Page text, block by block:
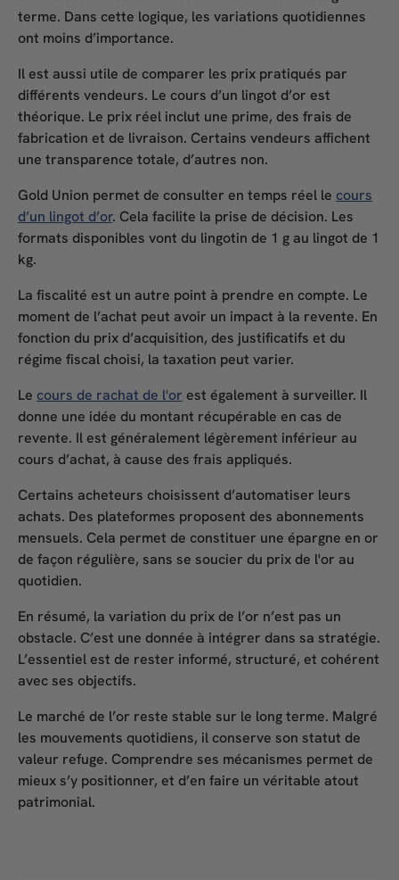
terme. Dans cette logique, les variations quotidiennes
ont moins d’importance.
Il est aussi utile de comparer les prix pratiqués par
différents vendeurs. Le cours d’un lingot d’or est
théorique. Le prix réel inclut une prime, des frais de
fabrication et de livraison. Certains vendeurs affichent
une transparence totale, d’autres non.
Gold Union permet de consulter en temps réel le cours
d’un lingot d’or. Cela facilite la prise de décision. Les
formats disponibles vont du lingotin de 1 g au lingot de 1
kg.
La fiscalité est un autre point à prendre en compte. Le
moment de l’achat peut avoir un impact à la revente. En
fonction du prix d’acquisition, des justificatifs et du
régime fiscal choisi, la taxation peut varier.
Le cours de rachat de l'or est également à surveiller. Il
donne une idée du montant récupérable en cas de
revente. Il est généralement légèrement inférieur au
cours d’achat, à cause des frais appliqués.
Certains acheteurs choisissent d’automatiser leurs
achats. Des plateformes proposent des abonnements
mensuels. Cela permet de constituer une épargne en or
de façon régulière, sans se soucier du prix de l'or au
quotidien.
En résumé, la variation du prix de l’or n’est pas un
obstacle. C’est une donnée à intégrer dans sa stratégie.
L’essentiel est de rester informé, structuré, et cohérent
avec ses objectifs.
Le marché de l’or reste stable sur le long terme. Malgré
les mouvements quotidiens, il conserve son statut de
valeur refuge. Comprendre ses mécanismes permet de
mieux s’y positionner, et d’en faire un véritable atout
patrimonial.